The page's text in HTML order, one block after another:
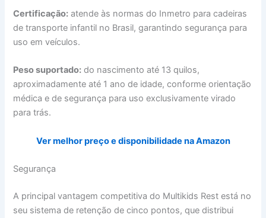
Certificação: atende às normas do Inmetro para cadeiras
de transporte infantil no Brasil, garantindo segurança para
uso em veículos.
Peso suportado: do nascimento até 13 quilos,
aproximadamente até 1 ano de idade, conforme orientação
médica e de segurança para uso exclusivamente virado
para trás.
Ver melhor preço e disponibilidade na Amazon
Segurança
A principal vantagem competitiva do Multikids Rest está no
seu sistema de retenção de cinco pontos, que distribui